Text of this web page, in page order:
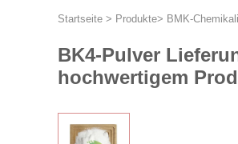
Startseite > Produkte> BMK-
BK4-Pulver
hochwertigem